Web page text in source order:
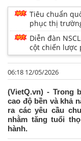
Tiêu chuẩn
phục thị
Diễn đàn
cột chiến lược
06:18 12/05/2026
(VietQ.vn) - Trong
cao độ bền và khả
ra các yêu cầu
nhằm tăng tuổi
hành.